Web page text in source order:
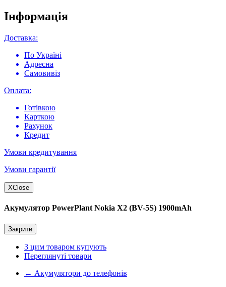
Інформація
Доставка:
По Україні
Адресна
Самовивіз
Оплата:
Готівкою
Карткою
Рахунок
Кредит
Умови кредитування
Умови гарантії
XClose
Акумулятор PowerPlant Nokia X2 (BV-5S) 1900mAh
Закрити
З цим товаром купують
Переглянуті товари
← Акумулятори до телефонів